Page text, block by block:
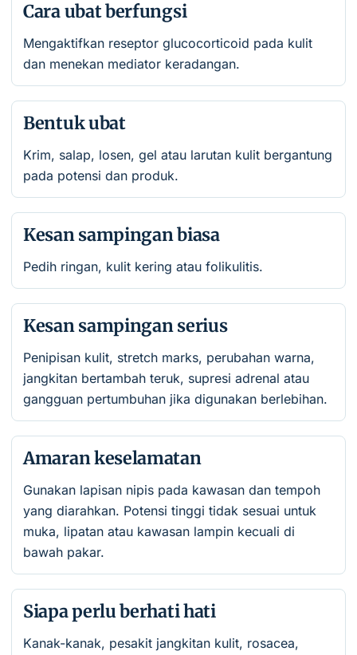
Cara ubat berfungsi
Mengaktifkan reseptor glucocorticoid pada kulit
dan menekan mediator keradangan.
Bentuk ubat
Krim, salap, losen, gel atau larutan kulit bergantung
pada potensi dan produk.
Kesan sampingan biasa
Pedih ringan, kulit kering atau folikulitis.
Kesan sampingan serius
Penipisan kulit, stretch marks, perubahan warna,
jangkitan bertambah teruk, supresi adrenal atau
gangguan pertumbuhan jika digunakan berlebihan.
Amaran keselamatan
Gunakan lapisan nipis pada kawasan dan tempoh
yang diarahkan. Potensi tinggi tidak sesuai untuk
muka, lipatan atau kawasan lampin kecuali di
bawah pakar.
Siapa perlu berhati hati
Kanak-kanak, pesakit jangkitan kulit, rosacea,